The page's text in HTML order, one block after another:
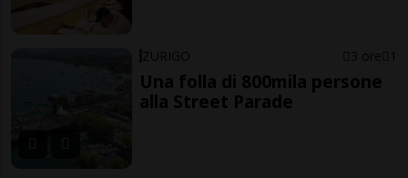
ZURIGO 3 ore 1
Una folla di 800mila persone
alla Street Parade